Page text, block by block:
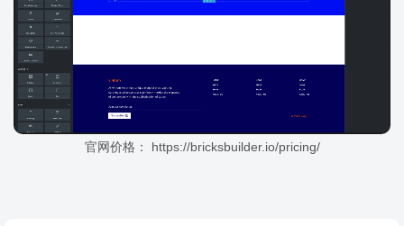
官网价格： https://bricksbuilder.io/pricing/